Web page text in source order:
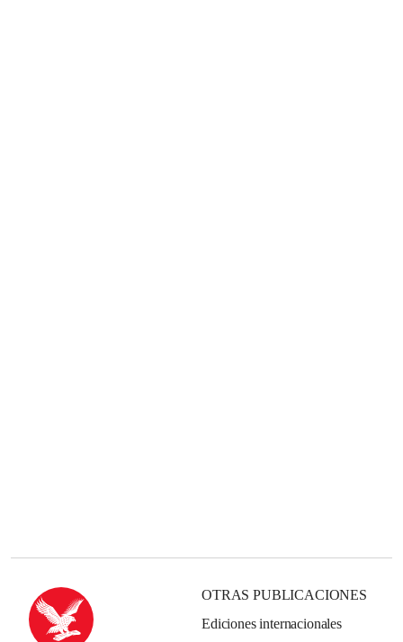
OTRAS PUBLICACIONES
Ediciones internacionales